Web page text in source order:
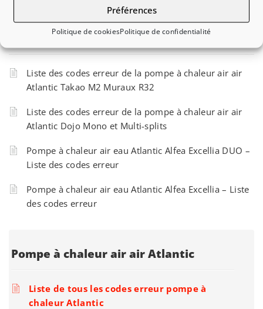
Préférences
Politique de cookiesPolitique de confidentialité
Les plus récents
Liste des codes erreur de la pompe à chaleur air air
Atlantic Takao M2 Muraux R32
Liste des codes erreur de la pompe à chaleur air air
Atlantic Dojo Mono et Multi-splits
Pompe à chaleur air eau Atlantic Alfea Excellia DUO –
Liste des codes erreur
Pompe à chaleur air eau Atlantic Alfea Excellia – Liste
des codes erreur
Pompe à chaleur air air Atlantic
Liste de tous les codes erreur pompe à
chaleur Atlantic